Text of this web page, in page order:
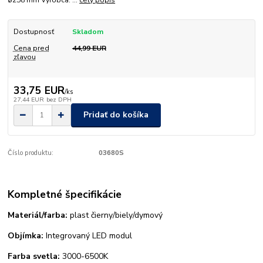
Dostupnosť
Skladom
Cena pred
zľavou
44,99 EUR
33,75 EUR/ks
27,44 EUR bez DPH
Pridať do košíka
Číslo produktu: 03680S
Kompletné špecifikácie
Materiál/farba: plast čierny/biely/dymový
Objímka: Integrovaný LED modul
Farba svetla: 3000-6500K